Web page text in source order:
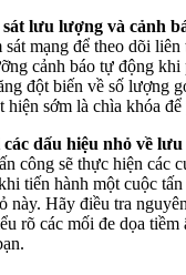
lưu lượng và cảnh
sát mạng để theo dõi
cảnh báo tự động khi
đột biến về số lượng
hiện sớm là chìa khóa
dấu hiệu nhỏ về
công sẽ thực hiện các
tiến hành một cuộc
này. Hãy điều tra
rõ các mối đe dọa tiềm